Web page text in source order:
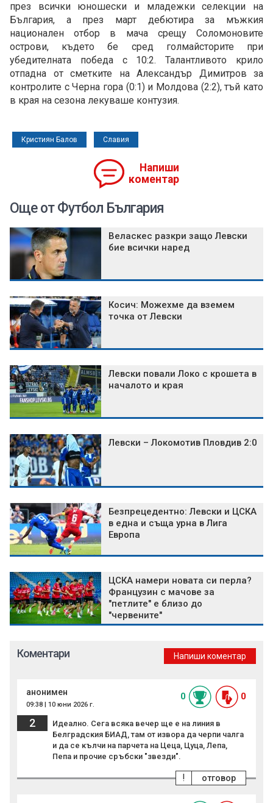
през всички юношески и младежки селекции на
България, а през март дебютира за мъжкия
национален отбор в мача срещу Соломоновите
острови, където бе сред голмайсторите при
убедителната победа с 10:2. Талантливото крило
отпадна от сметките на Александър Димитров за
контролите с Черна гора (0:1) и Молдова (2:2), тъй като
в края на сезона лекуваше контузия.
Кристиян Балов Славия
Напиши
коментар
Още от Футбол България
Веласкес разкри защо Левски
бие всички наред
Косич: Можехме да вземем
точка от Левски
Левски повали Локо с крошета в
началото и края
Левски – Локомотив Пловдив 2:0
Безпрецедентно: Левски и ЦСКА
в една и съща урна в Лига
Европа
ЦСКА намери новата си перла?
Французин с мачове за
"петлите" е близо до
"червените"
Коментари Напиши коментар
анонимен
09:38 | 10 юни 2026 г.
0 0
2
Идеално. Сега всяка вечер ще е на линия в
Белградския БИАД, там от извора да черпи чалга
и да се кълчи на парчета на Цеца, Цуца, Лепа,
Пепа и прочие сръбски "звезди".
отговор
!